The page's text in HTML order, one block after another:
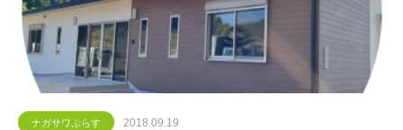
ナガサワぷらす 2018.09.19